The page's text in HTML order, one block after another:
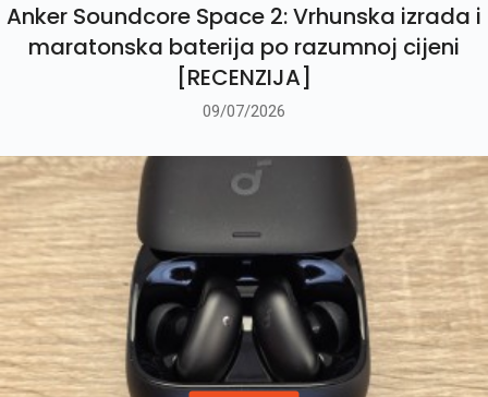
Anker Soundcore Space 2: Vrhunska izrada i
maratonska baterija po razumnoj cijeni
[RECENZIJA]
09/07/2026